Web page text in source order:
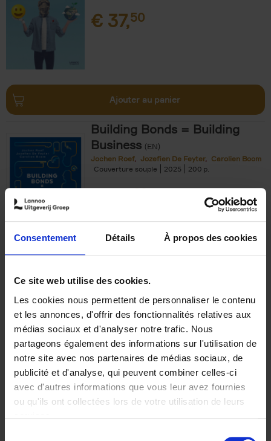
Consentement Détails À propos des cookies
Ce site web utilise des cookies.
Les cookies nous permettent de personnaliser le contenu
et les annonces, d'offrir des fonctionnalités relatives aux
médias sociaux et d'analyser notre trafic. Nous
partageons également des informations sur l'utilisation de
notre site avec nos partenaires de médias sociaux, de
publicité et d'analyse, qui peuvent combiner celles-ci
avec d'autres informations que vous leur avez fournies
ou qu'ils ont collectées lors de votre utilisation de leurs
€ 37,50
Ajouter au panier
Building Bonds = Building
Business (EN)
Jochen Roef Jozefien De Feyter
Carolien Boom
Couverture souple
2025 200
€29,99
Optichannel Retail. Beyond
the Digital Hysteria
Gino Van Ossel
Autre finition
2019 350
€29,99